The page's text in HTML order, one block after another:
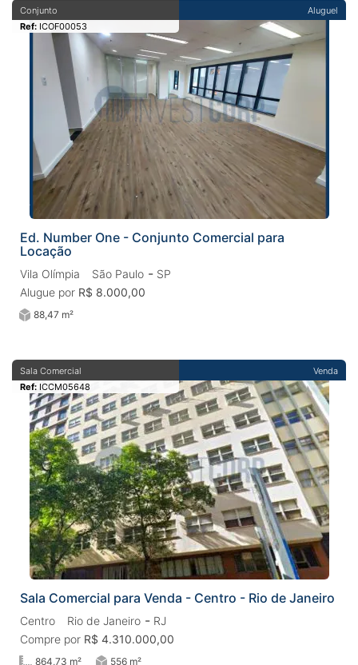
Aluguel
Conjunto
Ref: ICOF00053
Ed. Number One - Conjunto Comercial para
Locação
Vila Olímpia São Paulo - SP
Alugue por R$ 8.000,00
88,47 m²
Venda
Sala Comercial
Ref: ICCM05648
Sala Comercial para Venda - Centro - Rio de Janeiro
Centro Rio de Janeiro - RJ
Compre por R$ 4.310.000,00
864,73 m² 556 m²